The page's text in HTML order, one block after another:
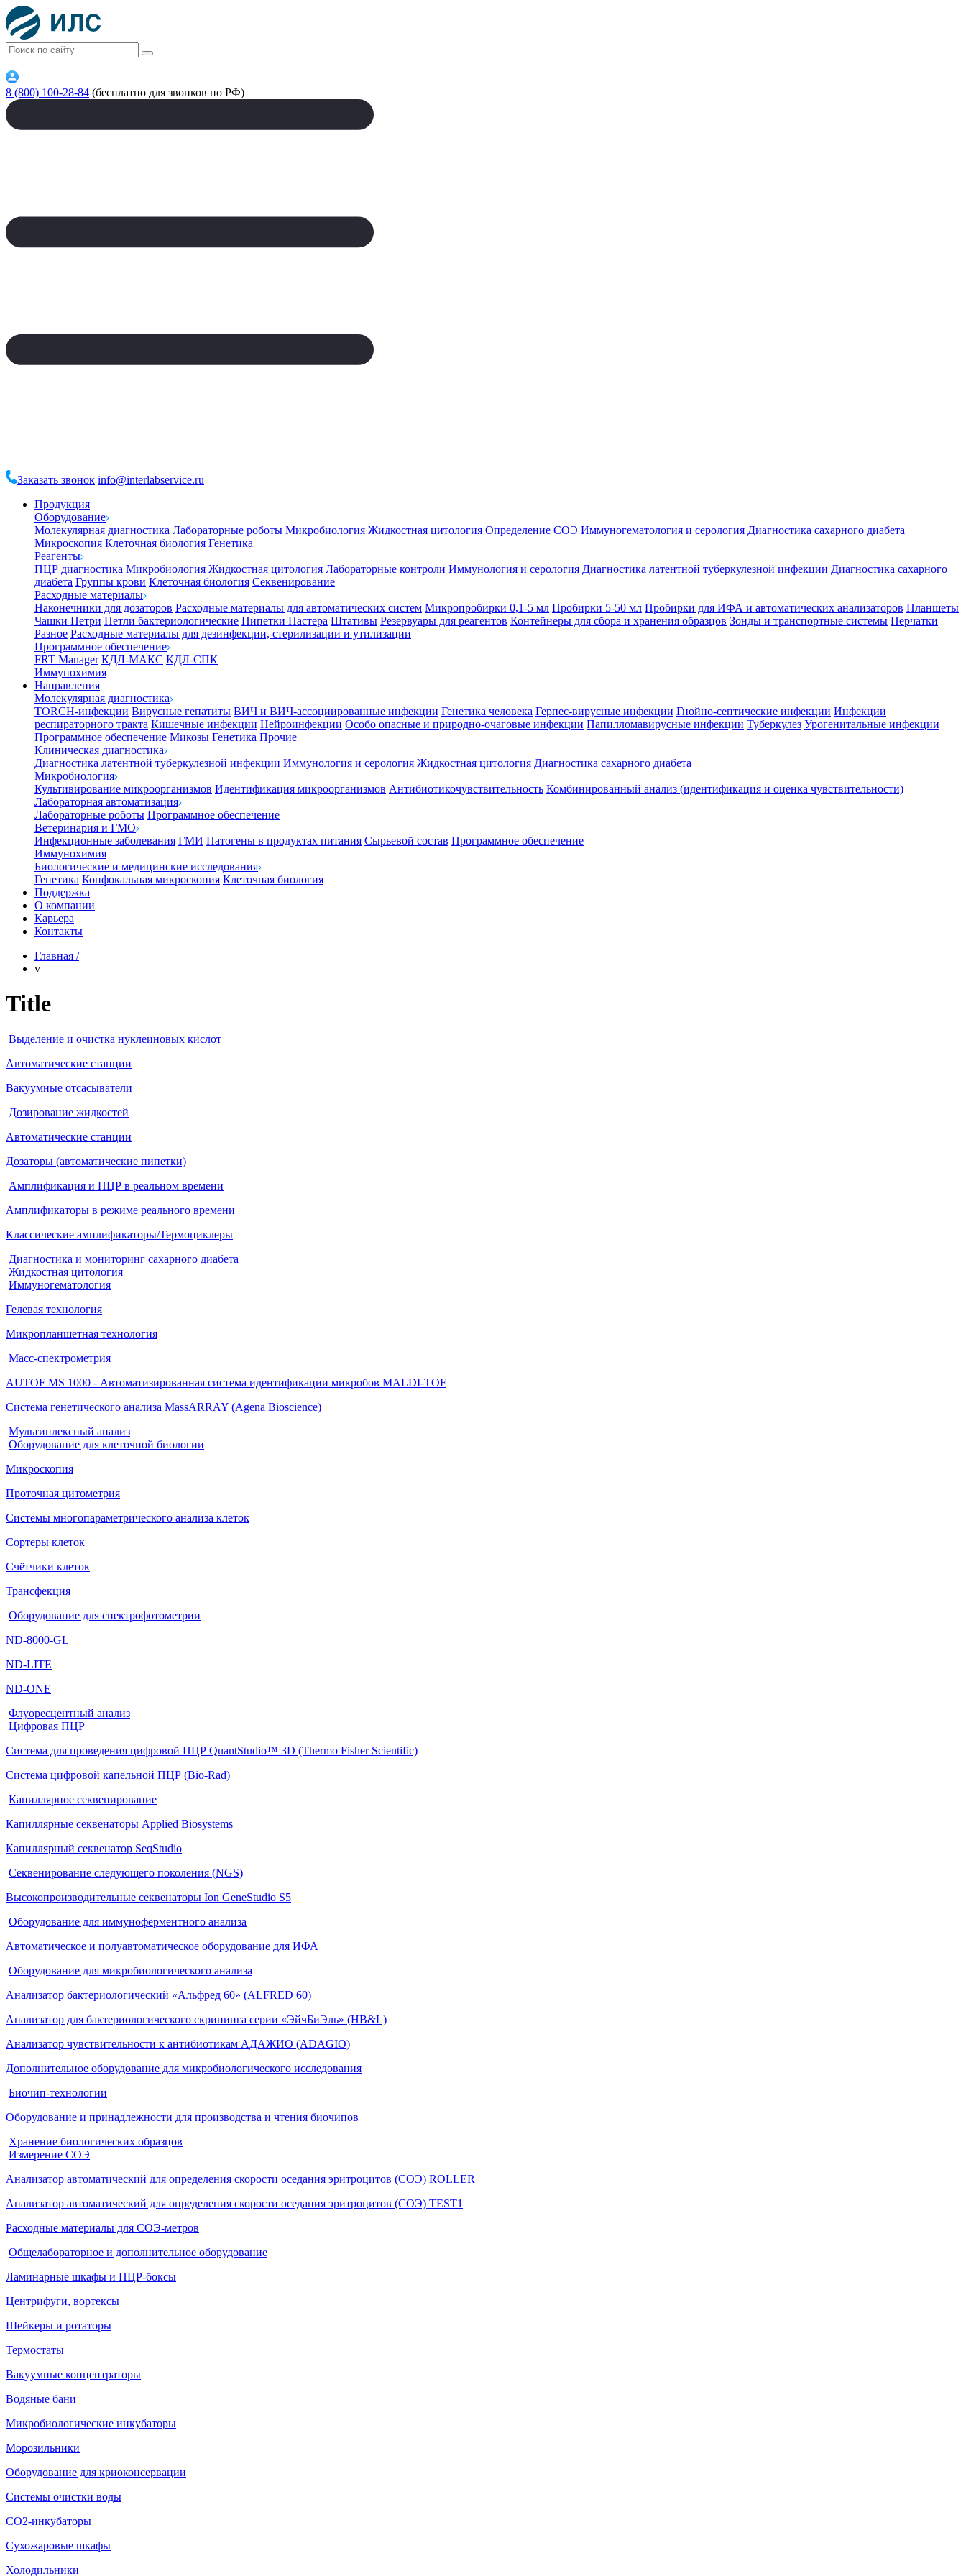
8 (800) 100-28-84 (бесплатно для звонков по РФ)
Заказать звонок info@interlabservice.ru
Продукция
Оборудование
Молекулярная диагностика Лабораторные роботы Микробиология Жидкостная цитология Определение СОЭ Иммуногематология и серология Диагностика сахарного диабета
Микроскопия Клеточная биология Генетика
Реагенты
ПЦР диагностика Микробиология Жидкостная цитология Лабораторные контроли Иммунология и серология Диагностика латентной туберкулезной инфекции Диагностика сахарного
диабета Группы крови Клеточная биология Секвенирование
Расходные материалы
Наконечники для дозаторов Расходные материалы для автоматических систем Микропробирки 0,1-5 мл Пробирки 5-50 мл Пробирки для ИФА и автоматических анализаторов Планшеты
Чашки Петри Петли бактериологические Пипетки Пастера Штативы Резервуары для реагентов Контейнеры для сбора и хранения образцов Зонды и транспортные системы Перчатки
Разное Расходные материалы для дезинфекции, стерилизации и утилизации
Программное обеспечение
FRT Manager КДЛ-МАКС КДЛ-СПК
Иммунохимия
Направления
Молекулярная диагностика
TORCH-инфекции Вирусные гепатиты ВИЧ и ВИЧ-ассоциированные инфекции Генетика человека Герпес-вирусные инфекции Гнойно-септические инфекции Инфекции
респираторного тракта Кишечные инфекции Нейроинфекции Особо опасные и природно-очаговые инфекции Папилломавирусные инфекции Туберкулез Урогенитальные инфекции
Программное обеспечение Микозы Генетика Прочие
Клиническая диагностика
Диагностика латентной туберкулезной инфекции Иммунология и серология Жидкостная цитология Диагностика сахарного диабета
Микробиология
Культивирование микроорганизмов Идентификация микроорганизмов Антибиотикочувствительность Комбинированный анализ (идентификация и оценка чувствительности)
Лабораторная автоматизация
Лабораторные роботы Программное обеспечение
Ветеринария и ГМО
Инфекционные заболевания ГМИ Патогены в продуктах питания Сырьевой состав Программное обеспечение
Иммунохимия
Биологические и медицинские исследования
Генетика Конфокальная микроскопия Клеточная биология
Поддержка
О компании
Карьера
Контакты
Главная /
v
Title
Выделение и очистка нуклеиновых кислот
Автоматические станции
Вакуумные отсасыватели
Дозирование жидкостей
Автоматические станции
Дозаторы (автоматические пипетки)
Амплификация и ПЦР в реальном времени
Амплификаторы в режиме реального времени
Классические амплификаторы/Термоциклеры
Диагностика и мониторинг сахарного диабета
Жидкостная цитология
Иммуногематология
Гелевая технология
Микропланшетная технология
Масс-спектрометрия
AUTOF MS 1000 - Автоматизированная система идентификации микробов MALDI-TOF
Система генетического анализа MassARRAY (Agena Bioscience)
Мультиплексный анализ
Оборудование для клеточной биологии
Микроскопия
Проточная цитометрия
Системы многопараметрического анализа клеток
Сортеры клеток
Счётчики клеток
Трансфекция
Оборудование для спектрофотометрии
ND-8000-GL
ND-LITE
ND-ONE
Флуоресцентный анализ
Цифровая ПЦР
Система для проведения цифровой ПЦР QuantStudio™ 3D (Thermo Fisher Scientific)
Система цифровой капельной ПЦР (Bio-Rad)
Капиллярное секвенирование
Капиллярные секвенаторы Applied Biosystems
Капиллярный секвенатор SeqStudio
Секвенирование следующего поколения (NGS)
Высокопроизводительные секвенаторы Ion GeneStudio S5
Оборудование для иммуноферментного анализа
Автоматическое и полуавтоматическое оборудование для ИФА
Оборудование для микробиологического анализа
Анализатор бактериологический «Альфред 60» (ALFRED 60)
Анализатор для бактериологического скрининга серии «ЭйчБиЭль» (HB&L)
Анализатор чувствительности к антибиотикам АДАЖИО (ADAGIO)
Дополнительное оборудование для микробиологического исследования
Биочип-технологии
Оборудование и принадлежности для производства и чтения биочипов
Хранение биологических образцов
Измерение СОЭ
Анализатор автоматический для определения скорости оседания эритроцитов (СОЭ) ROLLER
Анализатор автоматический для определения скорости оседания эритроцитов (СОЭ) TEST1
Расходные материалы для СОЭ-метров
Общелабораторное и дополнительное оборудование
Ламинарные шкафы и ПЦР-боксы
Центрифуги, вортексы
Шейкеры и ротаторы
Термостаты
Вакуумные концентраторы
Водяные бани
Микробиологические инкубаторы
Морозильники
Оборудование для криоконсервации
Системы очистки воды
СО2-инкубаторы
Сухожаровые шкафы
Холодильники